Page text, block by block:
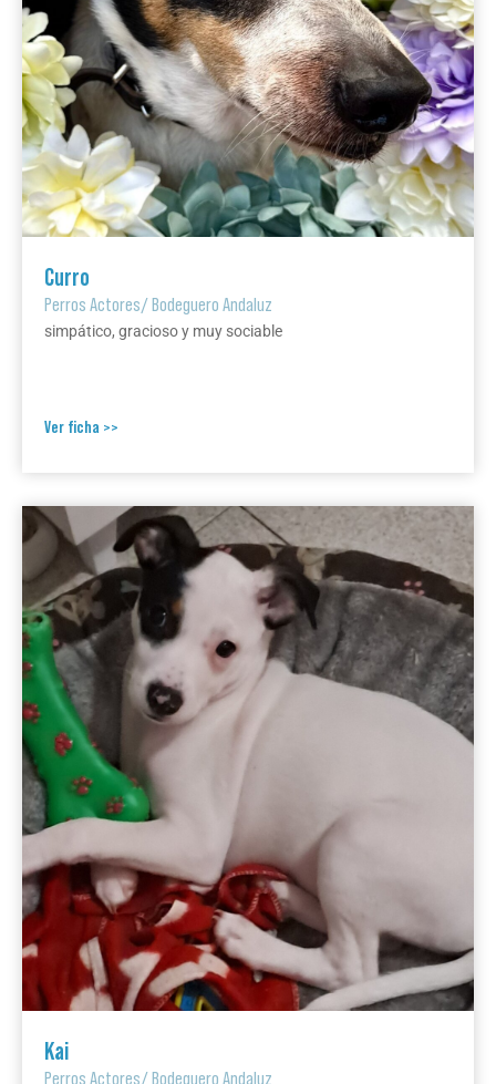
Curro
Perros Actores/Bodeguero Andaluz
simpático, gracioso y muy sociable
Ver ficha >>
Kai
Perros Actores/Bodeguero Andaluz